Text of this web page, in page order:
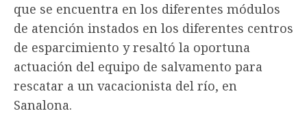
que se encuentra en los diferentes módulos
de atención instados en los diferentes centros
de esparcimiento y resaltó la oportuna
actuación del equipo de salvamento para
rescatar a un vacacionista del río, en
Sanalona.